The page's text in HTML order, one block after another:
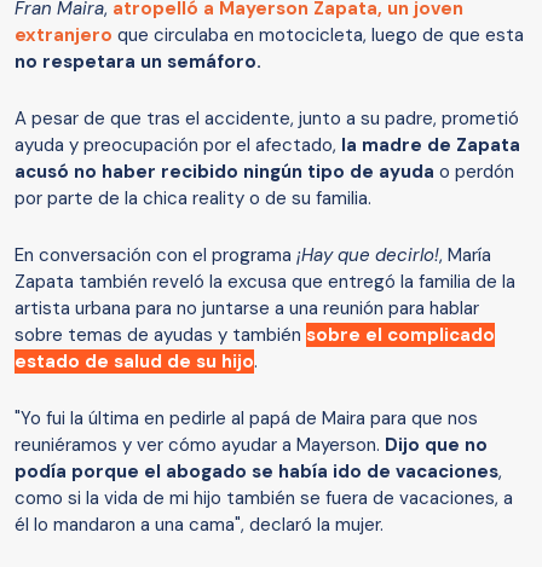
Fran Maira, atropelló a Mayerson Zapata, un joven
extranjero que circulaba en motocicleta, luego de que esta
no respetara un semáforo.
A pesar de que tras el accidente, junto a su padre, prometió
ayuda y preocupación por el afectado, la madre de Zapata
acusó no haber recibido ningún tipo de ayuda o perdón
por parte de la chica reality o de su familia.
En conversación con el programa ¡Hay que decirlo!, María
Zapata también reveló la excusa que entregó la familia de la
artista urbana para no juntarse a una reunión para hablar
sobre temas de ayudas y también sobre el complicado
estado de salud de su hijo.
"Yo fui la última en pedirle al papá de Maira para que nos
reuniéramos y ver cómo ayudar a Mayerson. Dijo que no
podía porque el abogado se había ido de vacaciones,
como si la vida de mi hijo también se fuera de vacaciones, a
él lo mandaron a una cama", declaró la mujer.